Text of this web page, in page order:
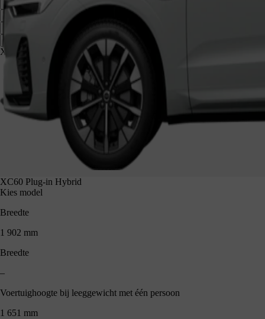
Zijkant
Achterzijde
XC60 1 651 mm
XC60 Plug-in Hybrid
Kies model
Breedte
1 902 mm
Breedte
–
Voertuighoogte bij leeggewicht met één persoon
1 651 mm